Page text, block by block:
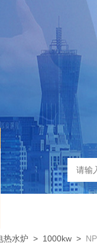
热水炉 > 1000kw >